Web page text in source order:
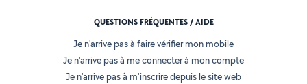
QUESTIONS FRÉQUENTES / AIDE
Je n'arrive pas à faire vérifier mon mobile
Je n'arrive pas à me connecter à mon compte
Je n'arrive pas à m'inscrire depuis le site web